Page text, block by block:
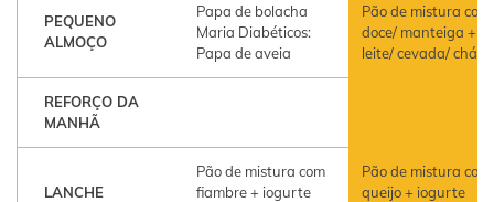
PEQUENO
ALMOÇO
Papa de bolacha
Maria Diabéticos:
Papa de aveia
Pão de mistura com
doce/ manteiga +
leite/ cevada/ chá
REFORÇO DA
MANHÃ
LANCHE
Pão de mistura com
fiambre + iogurte
Pão de mistura com
queijo + iogurte